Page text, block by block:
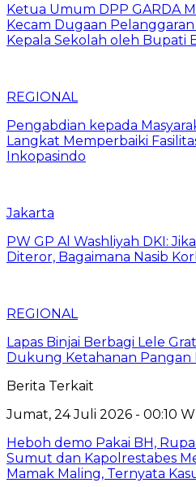
Ketua Umum DPP GARDA
Kecam Dugaan
Kepala Sekolah oleh Bupati
REGIONAL
Pengabdian kepada
Langkat Memperbaiki
Inkopasindo
Jakarta
PW GP Al Washliyah DKI:
Diteror, Bagaimana Nasib
REGIONAL
Lapas Binjai Berbagi Lele
Dukung Ketahanan Pangan
Berita Terkait
Jumat, 24 Juli 2026 - 00:10
Heboh demo Pakai BH,
Sumut dan Kapolrestabes
Mamak Maling, Ternyata